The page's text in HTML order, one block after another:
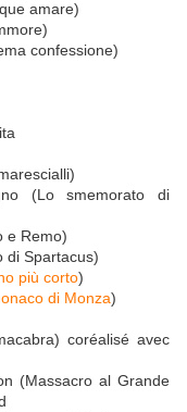
amare)
confessione)
(Lo smemorato di
e Remo)
di Spartacus)
più corto)
di Monza)
coréalisé avec
(Massacro al Grande